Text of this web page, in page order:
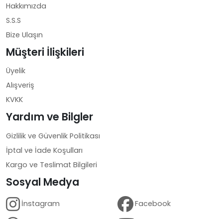
Hakkımızda
S.S.S
Bize Ulaşın
Müşteri İlişkileri
Üyelik
Alışveriş
KVKK
Yardım ve Bilgler
Gizlilik ve Güvenlik Politikası
İptal ve İade Koşulları
Kargo ve Teslimat Bilgileri
Sosyal Medya
İnstagram
Facebook